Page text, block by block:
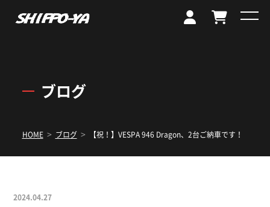
ブログ
HOME > ブログ > 【祝！】VESPA 946 Dragon、2台ご納車です！
2024.04.27